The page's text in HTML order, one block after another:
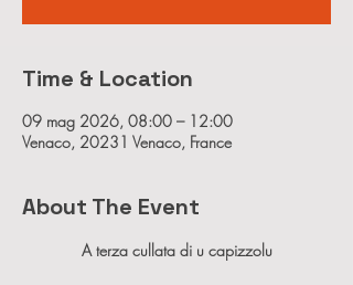
Time & Location
09 mag 2026, 08:00 – 12:00
Venaco, 20231 Venaco, France
About The Event
A terza cullata di u capizzolu